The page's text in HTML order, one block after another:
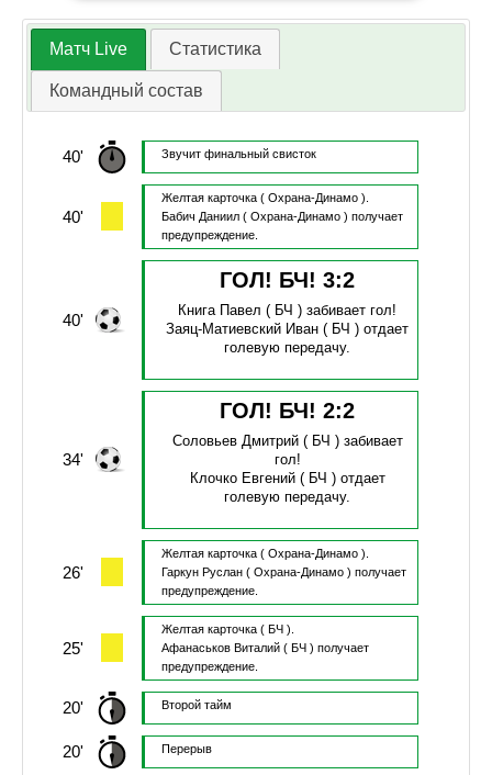
Матч Live Статистика
Командный состав
40' Звучит финальный свисток
40'
Желтая карточка ( Охрана-Динамо ).
Бабич Даниил( Охрана-Динамо ) получает
предупреждение.
40'
ГОЛ! БЧ!3:2
Книга Павел ( БЧ )забивает гол!
Заяц-Матиевский Иван ( БЧ )отдает
голевую передачу.
34'
ГОЛ! БЧ!2:2
Соловьев Дмитрий( БЧ ) забивает
гол!
Клочко Евгений( БЧ ) отдает
голевую передачу.
26'
Желтая карточка ( Охрана-Динамо ).
Гаркун Руслан( Охрана-Динамо ) получает
предупреждение.
25'
Желтая карточка ( БЧ ).
Афанаськов Виталий( БЧ ) получает
предупреждение.
20' Второй тайм
20' Перерыв